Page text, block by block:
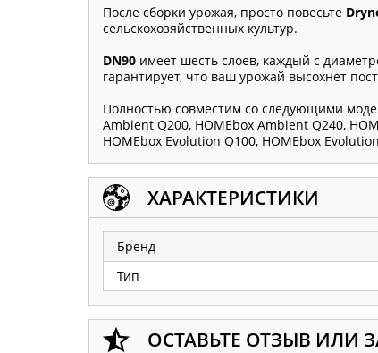
После сборки урожая, просто повесьте
сельскохозяйственных культур.
DN90 имеет шесть слоев, каждый с
гарантирует, что ваш урожай высохнет
Полностью совместим со следующими
Ambient Q200, HOMEbox Ambient Q240,
HOMEbox Evolution Q100, HOMEbox
ХАРАКТЕРИСТИКИ
Бренд
Тип
ОСТАВЬТЕ ОТЗЫВ ИЛИ